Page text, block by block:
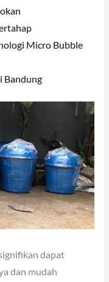
Micro Bubble
Bandung
dapat
dan mudah